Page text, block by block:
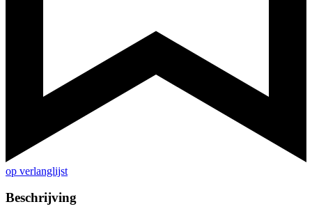
op verlanglijst
Beschrijving